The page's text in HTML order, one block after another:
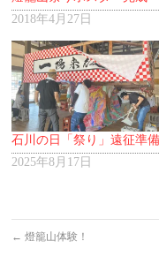
2018年4月27日
石川の日「祭り」遠征準備
2025年8月17日
← 燈籠山体験！